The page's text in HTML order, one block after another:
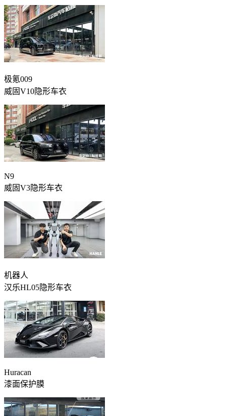
极氪009
威固V10隐形车衣
N9
威固V3隐形车衣
机器人
汉乐HL05隐形车衣
Huracan
漆面保护膜